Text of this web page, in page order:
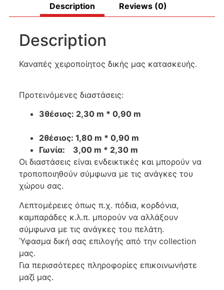
Description Reviews (0)
Description
Καναπές χειροποίητος δικής μας κατασκευής.
Προτεινόμενες διαστάσεις:
3θέσιος: 2,30 m * 0,90 m
2θέσιος: 1,80 m * 0,90 m
Γωνία: 3,00 m * 2,30 m
Οι διαστάσεις είναι ενδεικτικές και μπορούν να
τροποποιηθούν σύμφωνα με τις ανάγκες του
χώρου σας.
Λεπτομέρειες όπως π.χ. πόδια, κορδόνια,
καμπαράδες κ.λ.π. μπορούν να αλλάξουν
σύμφωνα με τις ανάγκες του πελάτη.
Ύφασμα δική σας επιλογής από την collection
μας.
Για περισσότερες πληροφορίες επικοινωνήστε
μαζί μας.